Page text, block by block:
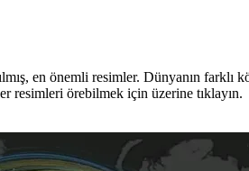
en önemli resimler. Dünyanın farklı
resimleri örebilmek için üzerine tıklayın.